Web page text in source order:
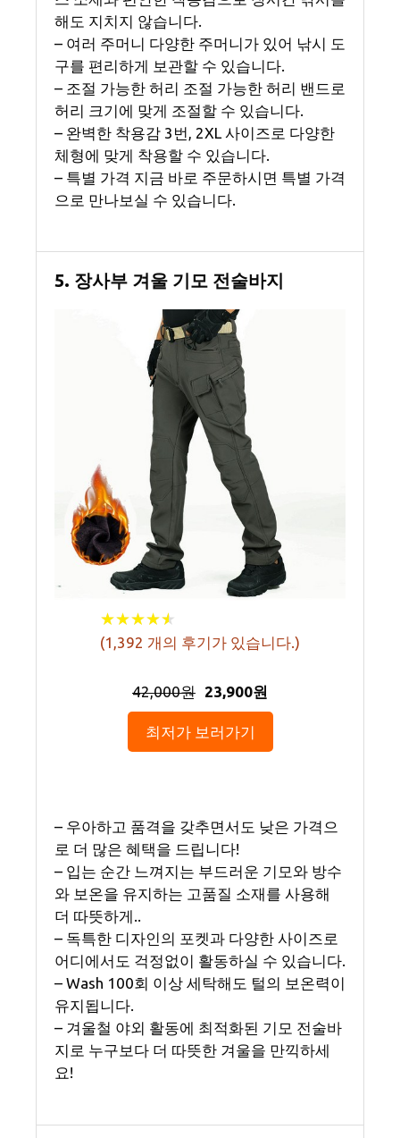
해도 지치지 않습니다.
– 여러 주머니 다양한 주머니가 있어 낚시 도
구를 편리하게 보관할 수 있습니다.
– 조절 가능한 허리 조절 가능한 허리 밴드로
허리 크기에 맞게 조절할 수 있습니다.
– 완벽한 착용감 3번, 2XL 사이즈로 다양한
체형에 맞게 착용할 수 있습니다.
– 특별 가격 지금 바로 주문하시면 특별 가격
으로 만나보실 수 있습니다.
5. 장사부 겨울 기모 전술바지
★★★★★
★★★★★
(1,392 개의 후기가 있습니다.)
42,000원 23,900원
최저가 보러가기
– 우아하고 품격을 갖추면서도 낮은 가격으
로 더 많은 혜택을 드립니다!
– 입는 순간 느껴지는 부드러운 기모와 방수
와 보온을 유지하는 고품질 소재를 사용해
더 따뜻하게..
– 독특한 디자인의 포켓과 다양한 사이즈로
어디에서도 걱정없이 활동하실 수 있습니다.
– Wash 100회 이상 세탁해도 털의 보온력이
유지됩니다.
– 겨울철 야외 활동에 최적화된 기모 전술바
지로 누구보다 더 따뜻한 겨울을 만끽하세
요!